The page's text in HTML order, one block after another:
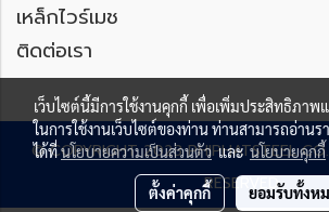
เหล็กไวร์เมช
ติดต่อเรา
© COPYRIGHT 2023 PHIPHATSTEEL
RESERVED.
เว็บไซต์นี้มีการใช้งานคุกกี้ เพื่อเพิ่มประสิทธิภา
ในการใช้งานเว็บไซต์ของท่าน ท่านสามารถอ่านร
ได้ที่นโยบายความเป็นส่วนตัวและนโยบายคุกกี้
ตั้งค่าคุกกี้ ยอมรับทั้งห